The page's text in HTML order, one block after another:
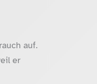
auf.
er